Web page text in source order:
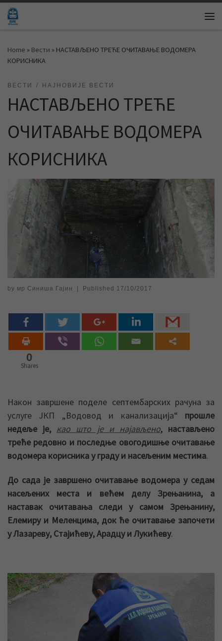
Skip to content
Home » Вести » НАСТАВЉЕНО ТРЕЋЕ ОЧИТАВАЊЕ ВОДОМЕРА
КОРИСНИКА
ВЕСТИ НАЈНОВИЈЕ ВЕСТИ
НАСТАВЉЕНО ТРЕЋЕ
ОЧИТАВАЊЕ ВОДОМЕРА
КОРИСНИКА
by мр Синиша Гајин Published 17/10/2017
0
Shares
Након завршене поделе септембарских рачуна за
услуге ЈКП „Водовод и канализација“ прошле
недеље је, као што је и најављено,настављено
треће редовно и последње овогодишње очитавање
водомера корисника у граду и насељеним местима.
До сада је завршено очитавање водомера у седам
насељених места и већем делу Зрењанина, а
наставак очитавања следи у самом Зрењанину,
Елемиру и Меленцима, док ће очитавање започети
у Лазареву, Стајићеву, Арадцу и Лукићеву.